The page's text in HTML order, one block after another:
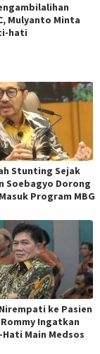
Mulyanto Minta
hati
Stunting Sejak
Soebagyo Dorong
Program MBG
ke Pasien
Rommy Ingatkan
Main Medsos